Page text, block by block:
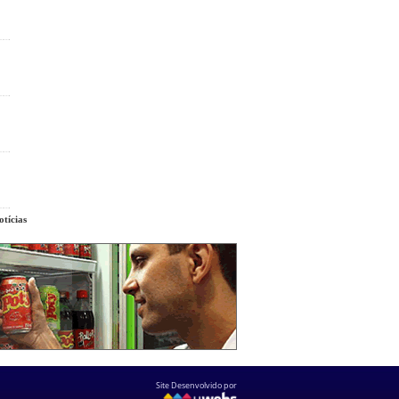
Site Desenvolvido por